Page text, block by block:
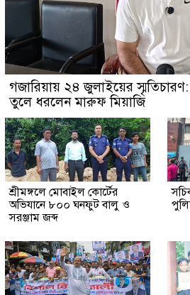
গজারিয়ায় ২৪ জুলাইয়ের
তুলে ধরলেন মারুফ মিয়াজি
শ্রীমঙ্গলে মোবাইল কোর্টের
অভিযানে ৮০০ ঘনফুট বালু ও
সরঞ্জাম জব্দ